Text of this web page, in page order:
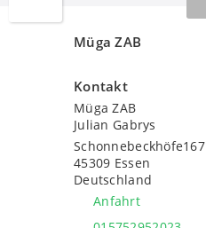
Müga ZAB
Kontakt
Müga ZAB
Julian Gabrys
Schonnebeckhöfe167
45309 Essen
Deutschland
Anfahrt